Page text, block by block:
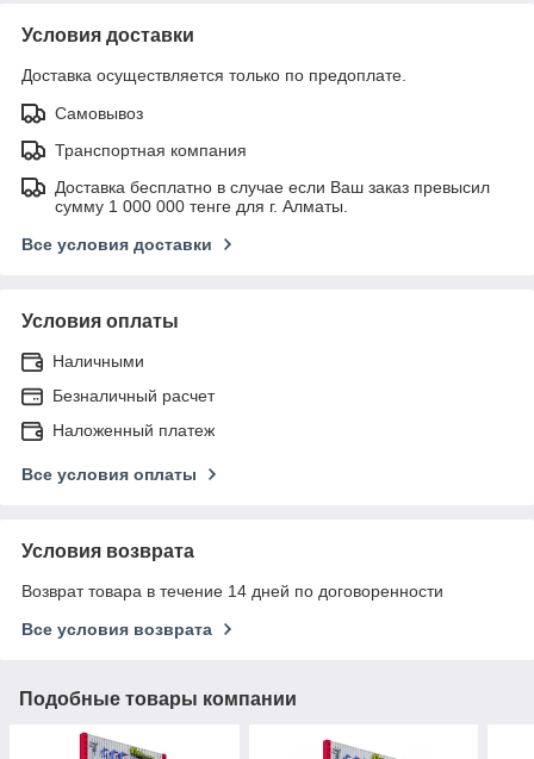
Условия доставки
Доставка осуществляется только по предоплате.
Самовывоз
Транспортная компания
Доставка бесплатно в случае если Ваш заказ превысил
сумму 1 000 000 тенге для г. Алматы.
Все условия доставки
Условия оплаты
Наличными
Безналичный расчет
Наложенный платеж
Все условия оплаты
Условия возврата
Возврат товара в течение 14 дней по договоренности
Все условия возврата
Подобные товары компании